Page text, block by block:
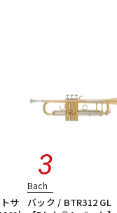
サ
Bach
バック / BTR312 GL